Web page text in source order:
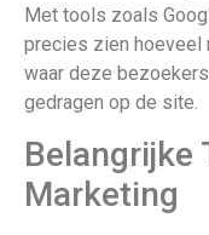
Met tools zoals
precies zien hoeveel
waar deze
gedragen op de site.
Belangrijke
Marketing